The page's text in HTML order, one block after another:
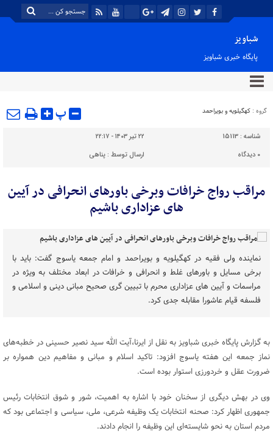
شباویز
پایگاه خبری شباویز
گروه : کهگیلویه و بویراحمد پ
شناسه : 15113
۲۲ تیر ۱۴۰۳ - ۲۲:۱۷
۰ دیدگاه ارسال توسط :پناهی
مراقب رواج خرافات وبرخی باورهای انحرافی در آیین
های عزاداری باشیم
نماینده ولی فقیه در کهگیلویه و بویراحمد و امام جمعه یاسوج گفت: باید با
برخی مسایل و باورهای غلط و انحرافی و خرافات در ابعاد مختلف به ویژه در
مراسمات و آیین های عزاداری محرم با تبیین گری صحیح مبانی دینی و اسلامی و
فلسفه قیام عاشورا مقابله جدی کرد.
به گزارش پایگاه خبری شباویز به نقل از ایرنا،آیت ‌الله سید نصیر حسینی در خطبه‌های
نماز جمعه این هفته یاسوج افزود: تاکید اسلام و مبانی و مفاهیم دین همواره بر
ضرورت عقل و خردورزی استوار بوده است.
وی در بهش دیگری از سخنان خود با اشاره به اهمیت، شور و شوق انتخابات رئیس
جمهوری اظهار کرد: صحنه انتخابات یک وظیفه شرعی، ملی، سیاسی و اجتماعی بود که
مردم استان به نحو شایسته‌ای این وظیفه را انجام دادند.